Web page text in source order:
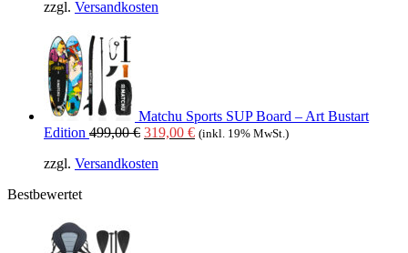
zzgl. Versandkosten
Matchu Sports SUP Board – Art Bustart
Edition 499,00€ Ursprünglicher
war:
319,00 €Aktueller
(inkl. 19% MwSt.)
zzgl. Versandkosten
Bestbewertet